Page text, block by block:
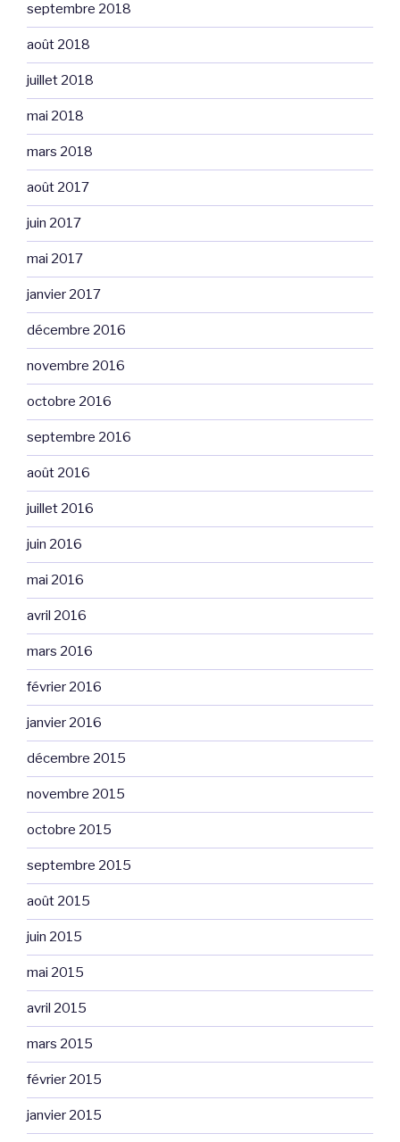
septembre 2018
août 2018
juillet 2018
mai 2018
mars 2018
août 2017
juin 2017
mai 2017
janvier 2017
décembre 2016
novembre 2016
octobre 2016
septembre 2016
août 2016
juillet 2016
juin 2016
mai 2016
avril 2016
mars 2016
février 2016
janvier 2016
décembre 2015
novembre 2015
octobre 2015
septembre 2015
août 2015
juin 2015
mai 2015
avril 2015
mars 2015
février 2015
janvier 2015